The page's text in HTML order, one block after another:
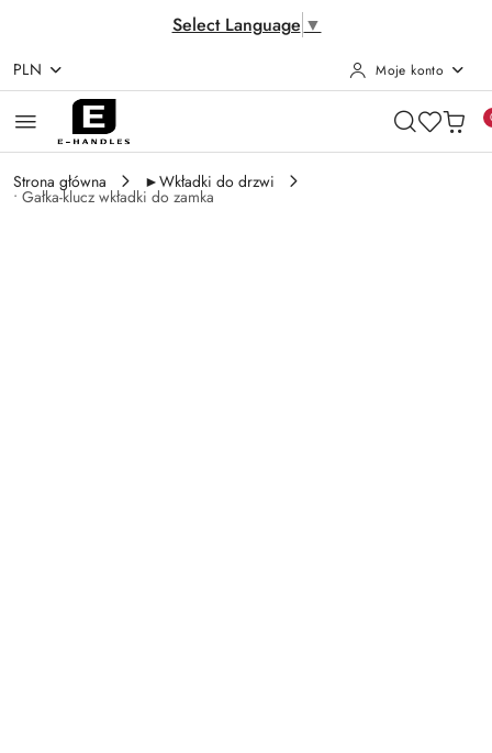
Select Language ▼
Przejdź do treści głównej
Przejdź do wyszukiwarki
Przejdź do moje konto
Przejdź do menu głównego
Przejdź do opisu produktu
Przejdź do stopki
PLN Moje konto
Strona główna ►Wkładki do drzwi
• Gałka-klucz wkładki do zamka